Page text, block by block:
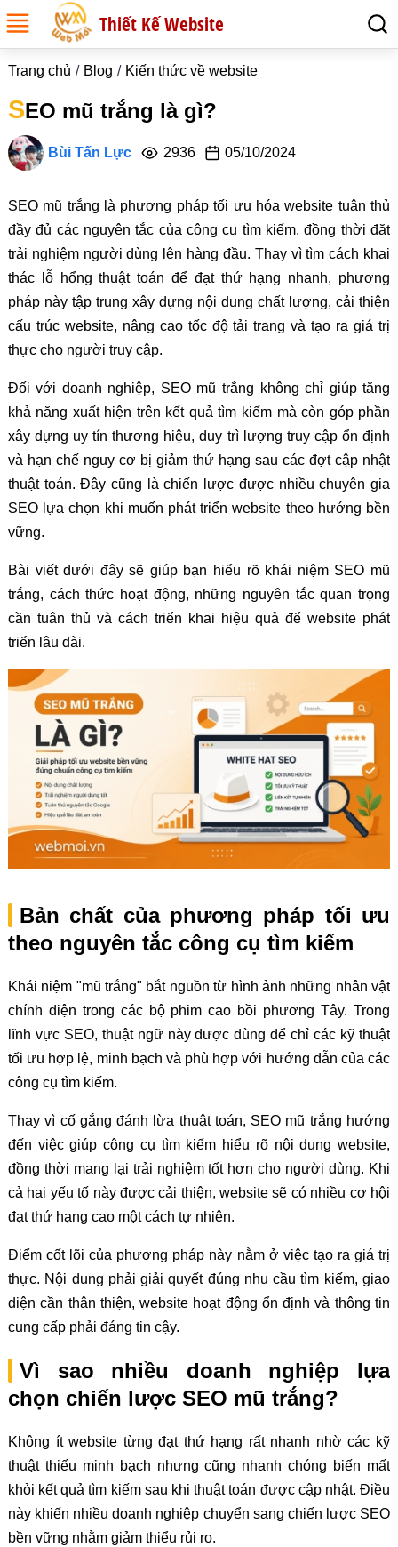
Thiết Kế Website
Trang chủ Blog Kiến thức về website
SEO mũ trắng là gì?
Bùi Tấn Lực 2936 05/10/2024
SEO mũ trắng là phương pháp tối ưu hóa website tuân thủ
đầy đủ các nguyên tắc của công cụ tìm kiếm, đồng thời đặt
trải nghiệm người dùng lên hàng đầu. Thay vì tìm cách khai
thác lỗ hổng thuật toán để đạt thứ hạng nhanh, phương
pháp này tập trung xây dựng nội dung chất lượng, cải thiện
cấu trúc website, nâng cao tốc độ tải trang và tạo ra giá trị
thực cho người truy cập.
Đối với doanh nghiệp, SEO mũ trắng không chỉ giúp tăng
khả năng xuất hiện trên kết quả tìm kiếm mà còn góp phần
xây dựng uy tín thương hiệu, duy trì lượng truy cập ổn định
và hạn chế nguy cơ bị giảm thứ hạng sau các đợt cập nhật
thuật toán. Đây cũng là chiến lược được nhiều chuyên gia
SEO lựa chọn khi muốn phát triển website theo hướng bền
vững.
Bài viết dưới đây sẽ giúp bạn hiểu rõ khái niệm SEO mũ
trắng, cách thức hoạt động, những nguyên tắc quan trọng
cần tuân thủ và cách triển khai hiệu quả để website phát
triển lâu dài.
Bản chất của phương pháp tối ưu
theo nguyên tắc công cụ tìm kiếm
Khái niệm "mũ trắng" bắt nguồn từ hình ảnh những nhân vật
chính diện trong các bộ phim cao bồi phương Tây. Trong
lĩnh vực SEO, thuật ngữ này được dùng để chỉ các kỹ thuật
tối ưu hợp lệ, minh bạch và phù hợp với hướng dẫn của các
công cụ tìm kiếm.
Thay vì cố gắng đánh lừa thuật toán, SEO mũ trắng hướng
đến việc giúp công cụ tìm kiếm hiểu rõ nội dung website,
đồng thời mang lại trải nghiệm tốt hơn cho người dùng. Khi
cả hai yếu tố này được cải thiện, website sẽ có nhiều cơ hội
đạt thứ hạng cao một cách tự nhiên.
Điểm cốt lõi của phương pháp này nằm ở việc tạo ra giá trị
thực. Nội dung phải giải quyết đúng nhu cầu tìm kiếm, giao
diện cần thân thiện, website hoạt động ổn định và thông tin
cung cấp phải đáng tin cậy.
Vì sao nhiều doanh nghiệp lựa
chọn chiến lược SEO mũ trắng?
Không ít website từng đạt thứ hạng rất nhanh nhờ các kỹ
thuật thiếu minh bạch nhưng cũng nhanh chóng biến mất
khỏi kết quả tìm kiếm sau khi thuật toán được cập nhật. Điều
này khiến nhiều doanh nghiệp chuyển sang chiến lược SEO
bền vững nhằm giảm thiểu rủi ro.